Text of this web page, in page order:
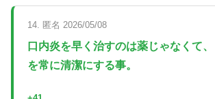
14. 匿名 2026/05/08
口内炎を早く治すのは薬じゃなくて
を常に清潔にする事。